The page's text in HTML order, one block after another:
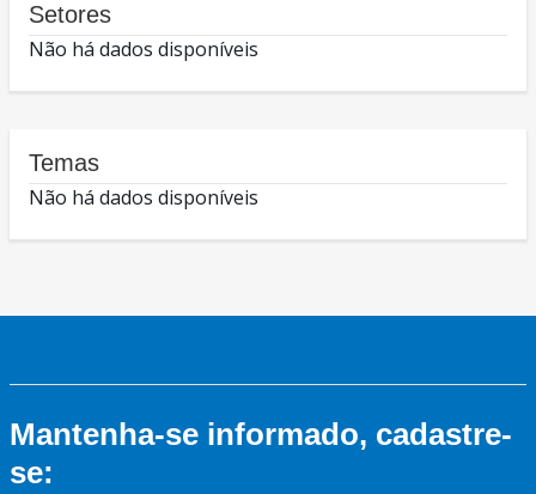
Setores
Não há dados disponíveis
Temas
Não há dados disponíveis
Mantenha-se informado, cadastre-
se: